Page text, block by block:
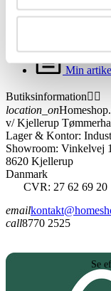
Min ønskeliste
Min
Min
Butiksinformation 
location_on
v/ Kjellerup
Lager & Kontor:
Showroom: Vinkelvej 1
8620 Kjellerup
Danmark
CVR: 27 62 69 20
email
call8770 2525
Se